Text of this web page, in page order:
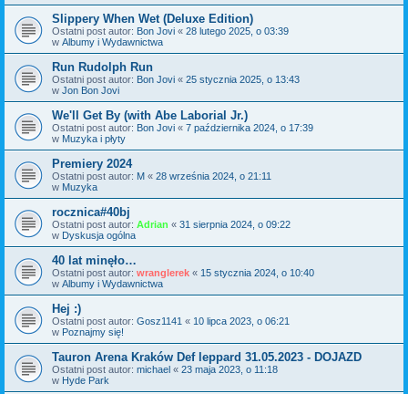
Slippery When Wet (Deluxe Edition)
Ostatni post autor: Bon Jovi « 28 lutego 2025, o 03:39
w Albumy i Wydawnictwa
Run Rudolph Run
Ostatni post autor: Bon Jovi « 25 stycznia 2025, o 13:43
w Jon Bon Jovi
We'll Get By (with Abe Laborial Jr.)
Ostatni post autor: Bon Jovi « 7 października 2024, o 17:39
w Muzyka i płyty
Premiery 2024
Ostatni post autor: M « 28 września 2024, o 21:11
w Muzyka
rocznica#40bj
Ostatni post autor: Adrian « 31 sierpnia 2024, o 09:22
w Dyskusja ogólna
40 lat minęło…
Ostatni post autor: wranglerek « 15 stycznia 2024, o 10:40
w Albumy i Wydawnictwa
Hej :)
Ostatni post autor: Gosz1141 « 10 lipca 2023, o 06:21
w Poznajmy się!
Tauron Arena Kraków Def leppard 31.05.2023 - DOJAZD
Ostatni post autor: michael « 23 maja 2023, o 11:18
w Hyde Park